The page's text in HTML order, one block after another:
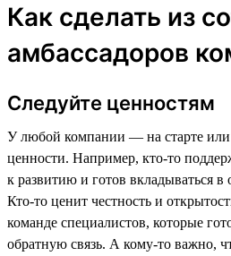
Как сделать из
амбассадоров
Следуйте ценностям
У любой компании — на старте
ценности. Например, кто-то
к развитию и готов вкладываться в
Кто-то ценит честность и
команде специалистов, которые
обратную связь. А кому-то важно,